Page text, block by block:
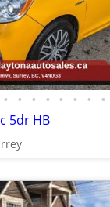
• • • • • • • •
5dr HB